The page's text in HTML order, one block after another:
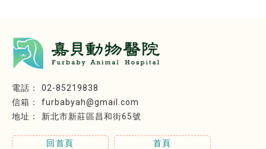
02-85219838
furbabyah@gmail.com
新北市新莊區昌和街65號
回首頁
首頁